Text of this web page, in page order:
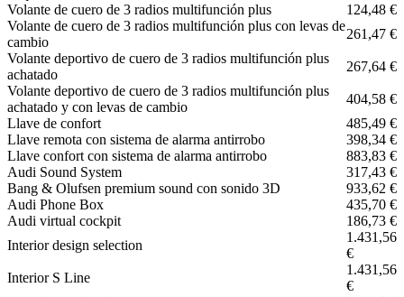
Volante de cuero de 3 radios multifunción plus
124,48 €
Volante de cuero de 3 radios multifunción plus con levas de
cambio
261,47 €
Volante deportivo de cuero de 3 radios multifunción plus
achatado
267,64 €
Volante deportivo de cuero de 3 radios multifunción plus
achatado y con levas de cambio
404,58 €
Llave de confort
485,49 €
Llave remota con sistema de alarma antirrobo
398,34 €
Llave confort con sistema de alarma antirrobo
883,83 €
Audi Sound System
317,43 €
Bang & Olufsen premium sound con sonido 3D
933,62 €
Audi Phone Box
435,70 €
Audi virtual cockpit
186,73 €
Interior design selection
1.431,56
€
Interior S Line
1.431,56
€